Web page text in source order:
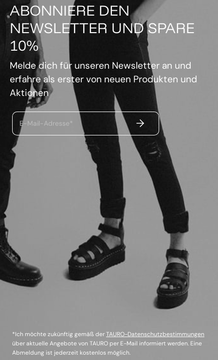
ABONNIERE DEN
NEWSLETTER UND SPARE
10%
Melde dich für unseren Newsletter an und
erfahre als erster von neuen Produkten und
Aktionen
E-Mail-Adresse* ABSENDEN
*Ich möchte zukünftig gemäß derTAURO-Datenschutzbestimmungen
über aktuelle Angebote von TAURO per E-Mail informiert werden. Eine
Abmeldung ist jederzeit kostenlos möglich.